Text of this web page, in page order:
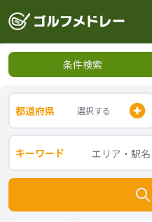
条件検索
都道府県 選択する
キーワード